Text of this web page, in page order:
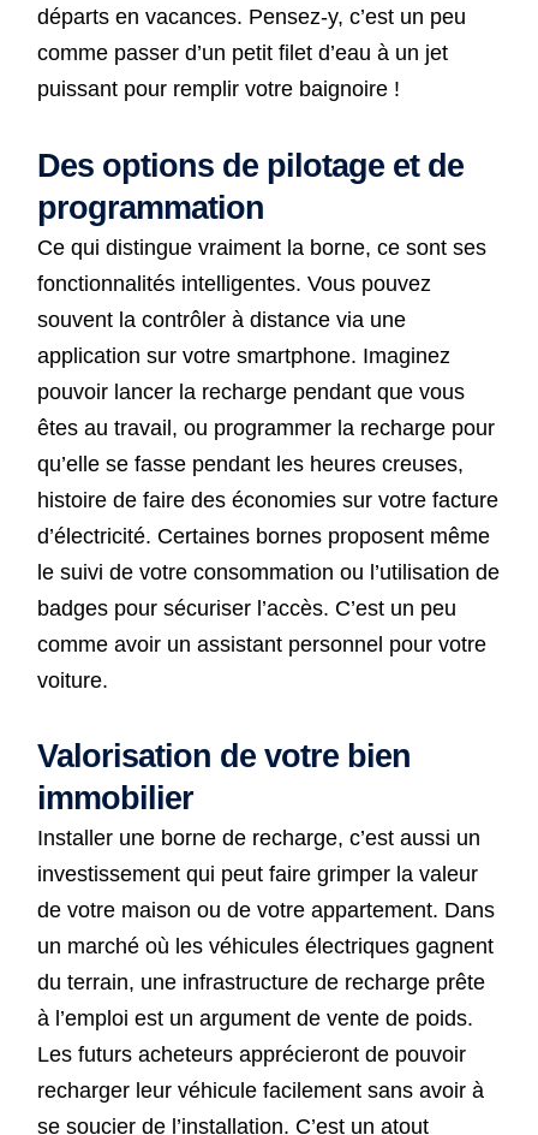
départs en vacances. Pensez-y, c’est un peu
comme passer d’un petit filet d’eau à un jet
puissant pour remplir votre baignoire !
Des options de pilotage et de
programmation
Ce qui distingue vraiment la borne, ce sont ses
fonctionnalités intelligentes. Vous pouvez
souvent la contrôler à distance via une
application sur votre smartphone. Imaginez
pouvoir lancer la recharge pendant que vous
êtes au travail, ou programmer la recharge pour
qu’elle se fasse pendant les heures creuses,
histoire de faire des économies sur votre facture
d’électricité. Certaines bornes proposent même
le suivi de votre consommation ou l’utilisation de
badges pour sécuriser l’accès. C’est un peu
comme avoir un assistant personnel pour votre
voiture.
Valorisation de votre bien
immobilier
Installer une borne de recharge, c’est aussi un
investissement qui peut faire grimper la valeur
de votre maison ou de votre appartement. Dans
un marché où les véhicules électriques gagnent
du terrain, une infrastructure de recharge prête
à l’emploi est un argument de vente de poids.
Les futurs acheteurs apprécieront de pouvoir
recharger leur véhicule facilement sans avoir à
se soucier de l’installation. C’est un atout